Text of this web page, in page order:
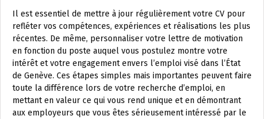
Il est essentiel de mettre à jour régulièrement votre CV pour
refléter vos compétences, expériences et réalisations les plus
récentes. De même, personnaliser votre lettre de motivation
en fonction du poste auquel vous postulez montre votre
intérêt et votre engagement envers l’emploi visé dans l’État
de Genève. Ces étapes simples mais importantes peuvent faire
toute la différence lors de votre recherche d’emploi, en
mettant en valeur ce qui vous rend unique et en démontrant
aux employeurs que vous êtes sérieusement intéressé par le